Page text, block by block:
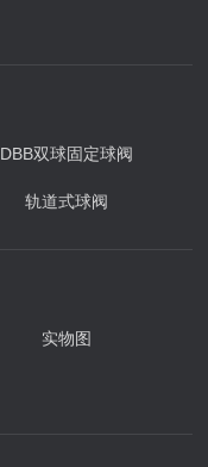
DBB双球固定球阀
轨道式球阀
实物图